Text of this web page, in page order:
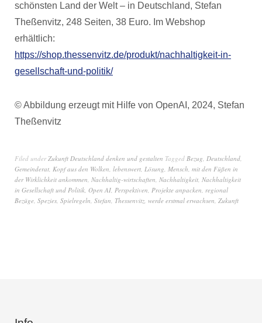
schönsten Land der Welt – in Deutschland, Stefan
Theßenvitz, 248 Seiten, 38 Euro. Im Webshop
erhältlich:
https://shop.thessenvitz.de/produkt/nachhaltigkeit-in-
gesellschaft-und-politik/
© Abbildung erzeugt mit Hilfe von OpenAI, 2024, Stefan
Theßenvitz
Filed underZukunft Deutschland denken und gestalten Tagged Bezug, Deutschland,
Gemeinderat, Kopf aus den Wolken, lebenswert, Lösung, Mensch, mit den Füßen in
der Wirklichkeit ankommen, Nachhaltig-wirtschaften, Nachhaltigkeit, Nachhaltigkeit
in Gesellschaft und Politik, Open AI, Perspektiven, Projekte anpacken, regional
Bezüge, Spezies, Spielregeln, Stefan, Thessenvitz, werde erstmal erwachsen, Zukunft